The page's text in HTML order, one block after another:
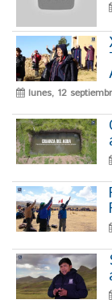
lunes, 12